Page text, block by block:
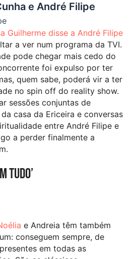
e André Filipe
Guilherme disse a André Filipe
a ver num programa da TVI.
pode chegar mais cedo do
foi expulso por ter
quem sabe, poderá vir a ter
no spin off do reality show.
sessões conjuntas de
casa da Ericeira e conversas
entre André Filipe e
a perder finalmente a
tudo’
e Andreia têm também
conseguem sempre, de
em todas as